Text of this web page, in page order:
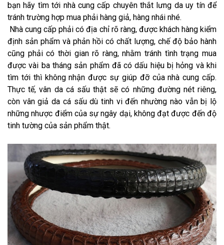
bạn hãy tìm tới nhà cung cấp chuyên thắt lưng da uy tín để
tránh trường hợp mua phải hàng giả, hàng nhái nhé.
Nhà cung cấp phải có địa chỉ rõ ràng, được khách hàng kiểm
định sản phẩm và phản hồi có chất lượng, chế độ bảo hành
cũng phải có thời gian rõ ràng, nhằm tránh tình trạng mua
được vài ba tháng sản phẩm đã có dấu hiệu bị hỏng và khi
tìm tới thì không nhận được sự giúp đỡ của nhà cung cấp.
Thực tế, vân da cá sấu thật sẽ có những đường nét riêng,
còn vân giả da cá sấu dù tinh vi đến nhường nào vẫn bị lộ
những nhược điểm của sự ngây dại, không đạt được đến độ
tinh tường của sản phẩm thật.